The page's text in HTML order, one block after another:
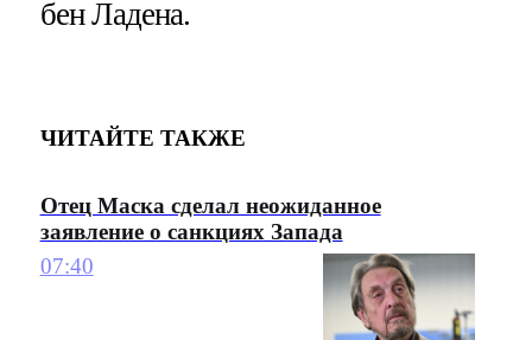
бен Ладена.
ЧИТАЙТЕ ТАКЖЕ
Отец Маска сделал неожиданное
заявление о санкциях Запада
07:40